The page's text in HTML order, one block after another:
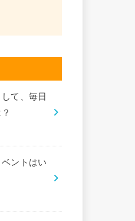
て、毎日
ントはい